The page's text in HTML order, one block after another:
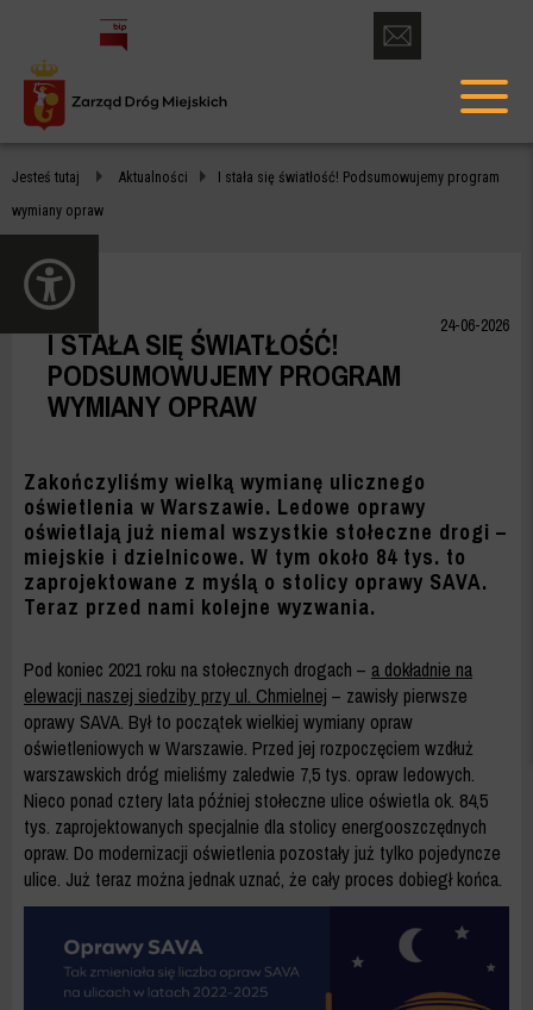
STAŁA
SIĘ
ŚWIATŁOŚĆ!
PODSUMOWUJEMY
PROGRAM
WYMIANY
OPRAW
ZDM
WARSZAWA
otwórz
formularz
kontaktowy
menu
Jesteś tutaj Aktualności
I stała się światłość! Podsumowujemy program
wymiany opraw
24-06-2026
I STAŁA SIĘ ŚWIATŁOŚĆ!
PODSUMOWUJEMY PROGRAM
WYMIANY OPRAW
Zakończyliśmy wielką wymianę ulicznego
oświetlenia w Warszawie. Ledowe oprawy
oświetlają już niemal wszystkie stołeczne drogi –
miejskie i dzielnicowe. W tym około 84 tys. to
zaprojektowane z myślą o stolicy oprawy SAVA.
Teraz przed nami kolejne wyzwania.
Pod koniec 2021 roku na stołecznych drogach – a dokładnie na
elewacji naszej siedziby przy ul. Chmielnej – zawisły pierwsze
oprawy SAVA. Był to początek wielkiej wymiany opraw
oświetleniowych w Warszawie. Przed jej rozpoczęciem wzdłuż
warszawskich dróg mieliśmy zaledwie 7,5 tys. opraw ledowych.
Nieco ponad cztery lata później stołeczne ulice oświetla ok. 84,5
tys. zaprojektowanych specjalnie dla stolicy energooszczędnych
opraw. Do modernizacji oświetlenia pozostały już tylko pojedyncze
ulice. Już teraz można jednak uznać, że cały proces dobiegł końca.